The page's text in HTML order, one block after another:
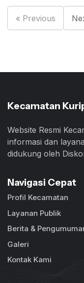
« Previous
Kecamatan
Website Resmi
informasi dan
didukung oleh
Navigasi Cepat
Profil Kecamatan
Layanan Publik
Berita &
Galeri
Kontak Kami